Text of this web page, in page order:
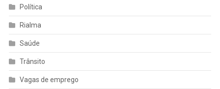
Política
Rialma
Saúde
Trânsito
Vagas de emprego